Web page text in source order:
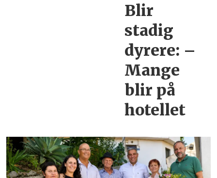
Blir
stadig
dyrere: –
Mange
blir på
hotellet